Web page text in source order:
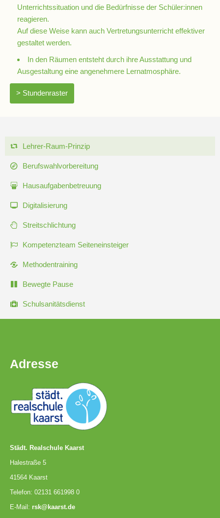
Organisatorisches
Terminplan
Downloads
Formulare
für
Anmeldung
Hausordnung
Schulbuchordnung
Sponsoren
Bestellung
Unterrichtssituation und die Bedürfnisse der Schüler:innen
reagieren.
Auf diese Weise kann auch Vertretungsunterricht effektiver
gestaltet werden.
In den Räumen entsteht durch ihre Ausstattung und
Ausgestaltung eine angenehmere Lernatmosphäre.
> Stundenraster
NavigationLehrer-Raum-Prinzip
Berufswahlvorbereitung
Hausaufgabenbetreuung
Digitalisierung
Streitschlichtung
Kompetenzteam Seiteneinsteiger
Methodentraining
Bewegte Pause
Schulsanitätsdienst
Adresse
Städt. Realschule Kaarst
Halestraße 5
41564 Kaarst
Telefon: 02131 661998 0
E-Mail: rsk@kaarst.de